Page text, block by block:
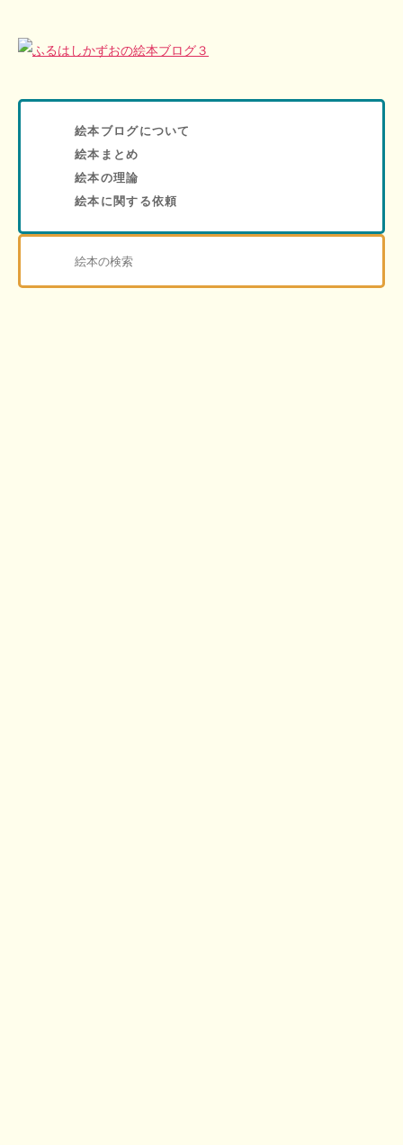
絵本ブログについて
絵本まとめ
絵本の理論
絵本に関する依頼